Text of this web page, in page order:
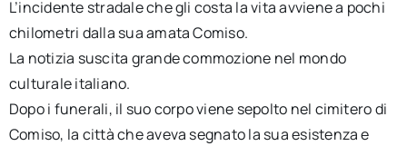
L’incidente stradale che gli costa la vita avviene a pochi
chilometri dalla sua amata Comiso.
La notizia suscita grande commozione nel mondo
culturale italiano.
Dopo i funerali, il suo corpo viene sepolto nel cimitero di
Comiso, la città che aveva segnato la sua esistenza e